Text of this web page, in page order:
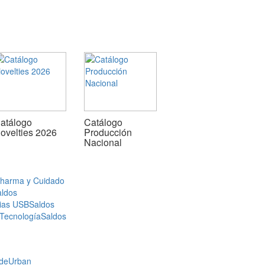
2026
Catálogo
Producción
Nacional
y Cuidado
USBSaldos
Saldos
Urban